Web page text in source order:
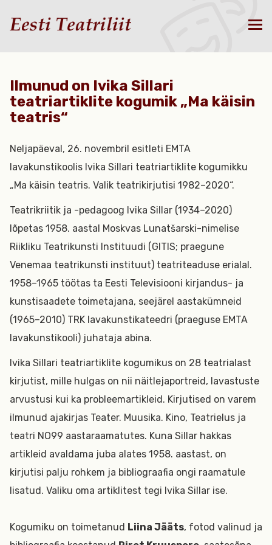
Ilmunud on Ivika Sillari
teatriartiklite kogumik „Ma käisin
teatris“
Neljapäeval, 26. novembril esitleti EMTA
lavakunstikoolis Ivika Sillari teatriartiklite kogumikku
„Ma käisin teatris. Valik teatrikirjutisi 1982–2020“.
Teatrikriitik ja -pedagoog Ivika Sillar (1934–2020)
lõpetas 1958. aastal Moskvas Lunatšarski-nimelise
Riikliku Teatrikunsti Instituudi (GITIS; praegune
Venemaa teatrikunsti instituut) teatriteaduse erialal.
1958–1965 töötas ta Eesti Televisiooni kirjandus- ja
kunstisaadete toimetajana, seejärel aastakümneid
(1965–2010) TRK lavakunstikateedri (praeguse EMTA
lavakunstikooli) juhataja abina.
Ivika Sillari teatriartiklite kogumikus on 28 teatrialast
kirjutist, mille hulgas on nii näitlejaportreid, lavastuste
arvustusi kui ka probleemartikleid. Kirjutised on varem
ilmunud ajakirjas Teater. Muusika. Kino, Teatrielus ja
teatri NO99 aastaraamatutes. Kuna Sillar hakkas
artikleid avaldama juba alates 1958. aastast, on
kirjutisi palju rohkem ja bibliograafia ongi raamatule
lisatud. Valiku oma artiklitest tegi Ivika Sillar ise.
Kogumiku on toimetanud Liina Jääts, fotod valinud ja